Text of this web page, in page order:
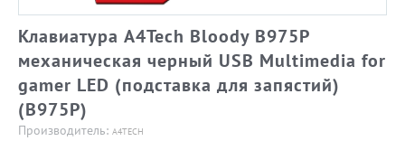
Клавиатура A4Tech Bloody B975P
механическая черный USB Multimedia for
gamer LED (подставка для запястий)
(B975P)
Производитель: A4TECH